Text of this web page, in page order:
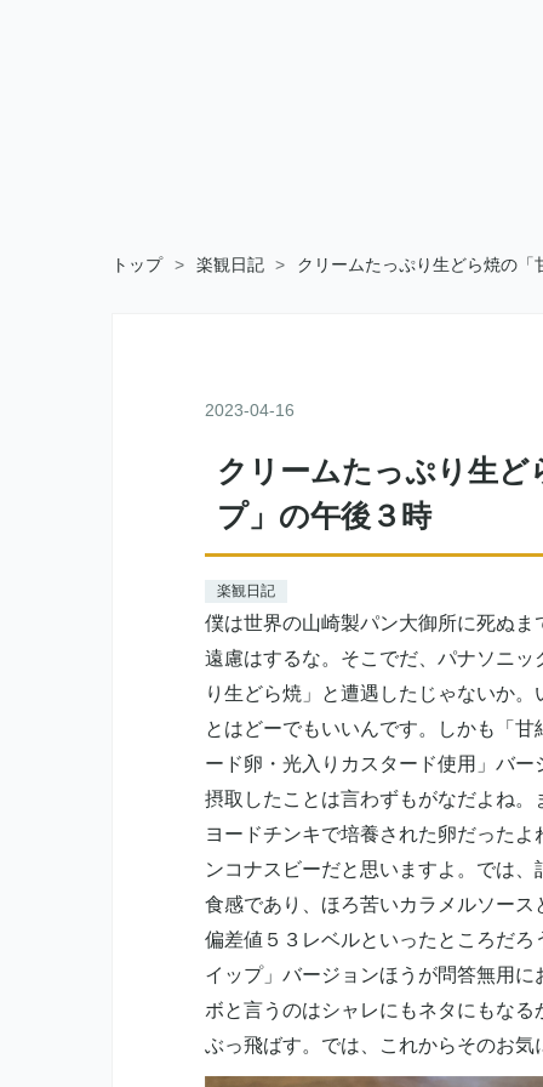
トップ > 楽観日記 > クリームたっぷり生どら焼の
2023-04-16
クリームたっぷり生ど
プ」の午後３時
楽観日記
僕は世界の山崎製パン大御所に死ぬ
遠慮はするな。そこでだ、パナソニ
り生どら焼」と遭遇したじゃないか
とはどーでもいいんです。しかも「
ード卵・光入りカスタード使用」バ
摂取したことは言わずもがなだよね
ヨードチンキで培養された卵だった
ンコナスビーだと思いますよ。では
食感であり、ほろ苦いカラメルソー
偏差値５３レベルといったところだ
イップ」バージョンほうが問答無用
ボと言うのはシャレにもネタにもな
ぶっ飛ばす。では、これからそのお